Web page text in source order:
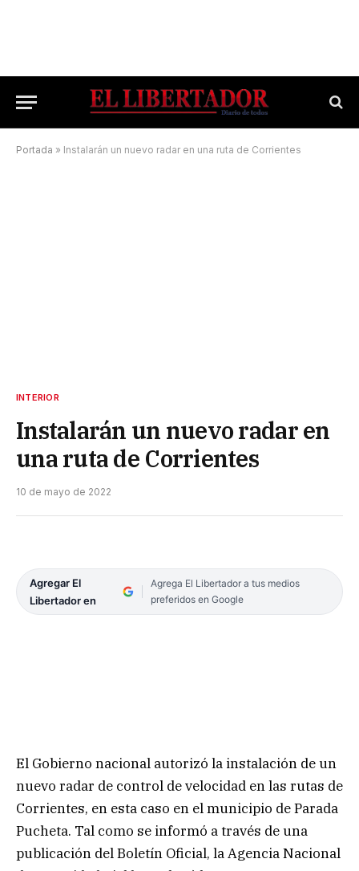
Portada » Instalarán un nuevo radar en una ruta de Corrientes
INTERIOR
Instalarán un nuevo radar en
una ruta de Corrientes
10 de mayo de 2022
Agregar El
Libertador en
Agrega El Libertador a tus medios
preferidos en Google
El Gobierno nacional autorizó la instalación de un
nuevo radar de control de velocidad en las rutas de
Corrientes, en esta caso en el municipio de Parada
Pucheta. Tal como se informó a través de una
publicación del Boletín Oficial, la Agencia Nacional